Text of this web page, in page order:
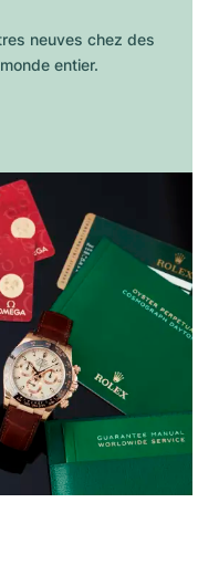
neuves chez des
entier.